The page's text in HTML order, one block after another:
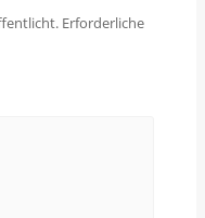
Erforderliche